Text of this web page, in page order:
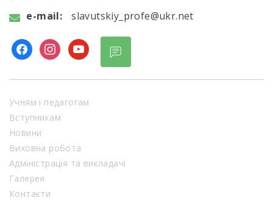
e-mail:
slavutskiy_profe@ukr.net
Учням і педагогам
Вступникам
Новини
Виховна робота
Адміністрація та викладачі
Галерея
Контакти